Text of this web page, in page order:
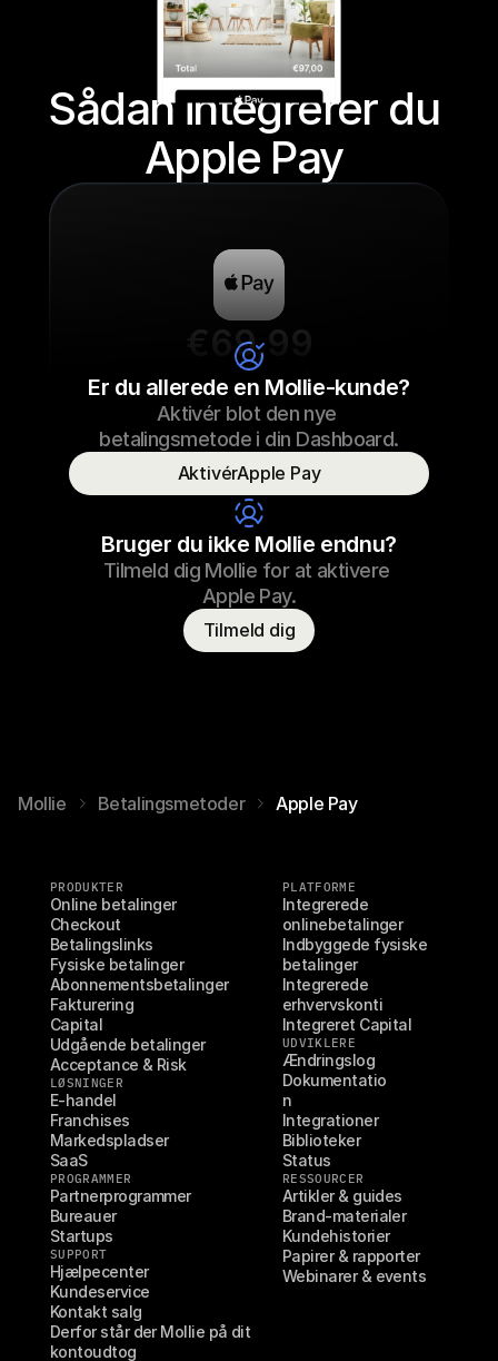
Sådan integrerer du
Apple Pay
€69,99
Sneaker snørebånd
Sneaker snørebånd
23/09/2022 17:29
Betalt
Er du allerede en Mollie-kunde?
Aktivér blot den nye
betalingsmetode i din Dashboard.
AktivérApple Pay
Bruger du ikke Mollie endnu?
Tilmeld dig Mollie for at aktivere
Apple Pay.
Tilmeld dig
Mollie Betalingsmetoder Apple Pay
PRODUKTER
Online betalinger
Checkout
Betalingslinks
Fysiske betalinger
Abonnementsbetalinger
Fakturering
Capital
Udgående betalinger
Acceptance & Risk
LØSNINGER
E-handel
Franchises
Markedspladser
SaaS
PROGRAMMER
Partnerprogrammer
Bureauer
Startups
SUPPORT
Hjælpecenter
Kundeservice
Kontakt salg
Derfor står der Mollie på dit
kontoudtog
PLATFORME
Integrerede
onlinebetalinger
Indbyggede fysiske
betalinger
Integrerede
erhvervskonti
Integreret Capital
UDVIKLERE
Ændringslog
Dokumentatio
n
Integrationer
Biblioteker
Status
RESSOURCER
Artikler & guides
Brand-materialer
Kundehistorier
Papirer & rapporter
Webinarer & events